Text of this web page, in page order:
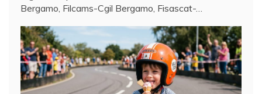
Bergamo, Filcams-Cgil Bergamo, Fisascat-…